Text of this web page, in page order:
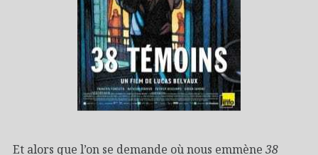
Et alors que l’on se demande où nous emmène 38